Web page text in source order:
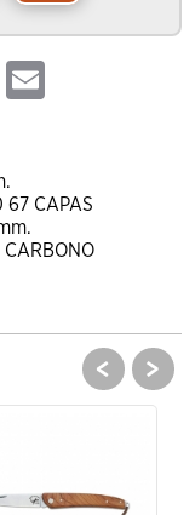
Email
67 CAPAS
< >